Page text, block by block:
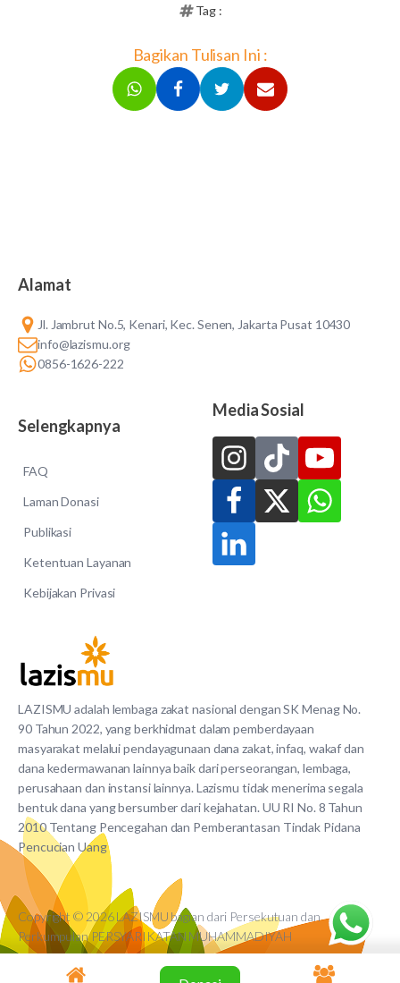
Tag :
Bagikan Tulisan Ini :
LAZISMU adalah lembaga zakat nasional dengan SK Menag No.
90 Tahun 2022, yang berkhidmat dalam pemberdayaan
masyarakat melalui pendayagunaan dana zakat, infaq, wakaf dan
dana kedermawanan lainnya baik dari perseorangan, lembaga,
perusahaan dan instansi lainnya. Lazismu tidak menerima segala
bentuk dana yang bersumber dari kejahatan. UU RI No. 8 Tahun
2010 Tentang Pencegahan dan Pemberantasan Tindak Pidana
Pencucian Uang
Alamat
Jl. Jambrut No.5, Kenari, Kec. Senen, Jakarta Pusat 10430
info@lazismu.org
0856-1626-222
Selengkapnya
FAQ
Laman Donasi
Publikasi
Ketentuan Layanan
Kebijakan Privasi
Media Sosial
Copyright © 2026 LAZISMU bagian dari Persekutuan dan
Perkumpulan PERSYARIKATAN MUHAMMADIYAH